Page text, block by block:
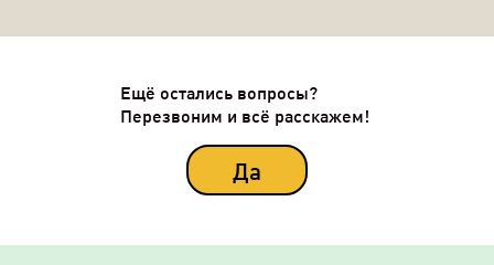
Ещё остались вопросы?
Перезвоним и всё расскажем!
Да